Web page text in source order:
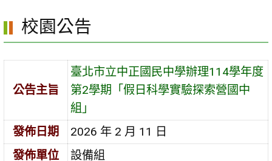
區
校園公告
公告主旨
臺北市立中正國民中學辦理114學年度
第2學期「假日科學實驗探索營國中
組」
發佈日期
2026 年 2 月 11 日
發佈單位
設備組